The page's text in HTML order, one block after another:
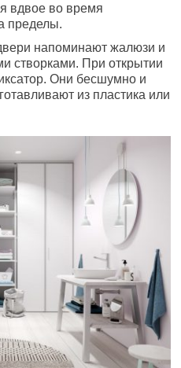
вдвое во время
пределы.
напоминают жалюзи и
створками. При открытии
Они бесшумно и
из пластика или